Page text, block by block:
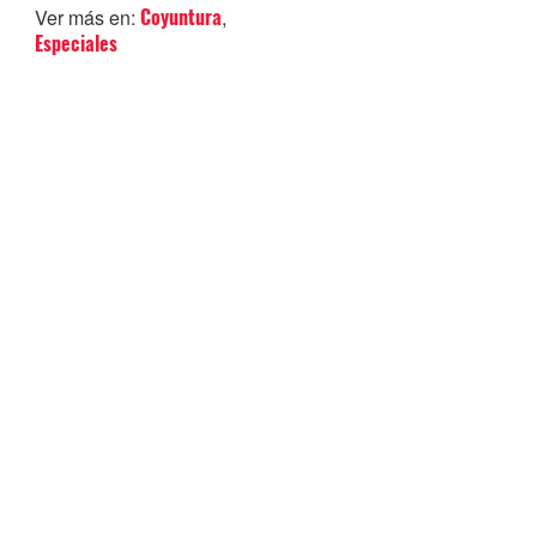
Ver más en: Coyuntura,
Especiales